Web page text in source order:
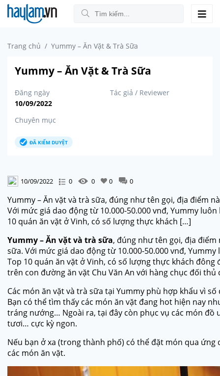
Trang chủ Yummy – Ăn Vặt & Trà Sữa
Yummy – Ăn Vặt & Trà Sữa
Đăng ngày
10/09/2022
Tác giả / Reviewer
Chuyên mục
ĐÃ KIỂM DUYỆT
10/09/2022 0 0 0 0
Yummy – Ăn vặt và trà sữa, đúng như tên gọi, địa điểm
Với mức giá dao động từ 10.000-50.000 vnđ, Yummy
10 quán ăn vặt ở Vinh, có số lượng thực khách […]
Yummy – Ăn vặt và trà sữa, đúng như tên gọi, địa
sữa. Với mức giá dao động từ 10.000-50.000 vnđ,
Top 10 quán ăn vặt ở Vinh, có số lượng thực khách
trên con đường ăn vặt Chu Văn An với hàng chục đối thủ
Các món ăn vặt và trà sữa tại Yummy phù hợp khẩu vì
Bạn có thể tìm thấy các món ăn vặt đang hot hiện nay
tráng nướng… Ngoài ra, tại đây còn phục vụ các món đồ
tươi… cực kỳ ngon.
Nếu bạn ở xa (trong thành phố) có thể đặt món qua
các món ăn vặt.